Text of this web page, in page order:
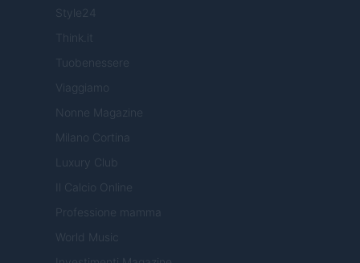
Style24
Think.it
Tuobenessere
Viaggiamo
Nonne Magazine
Milano Cortina
Luxury Club
Il Calcio Online
Professione mamma
World Music